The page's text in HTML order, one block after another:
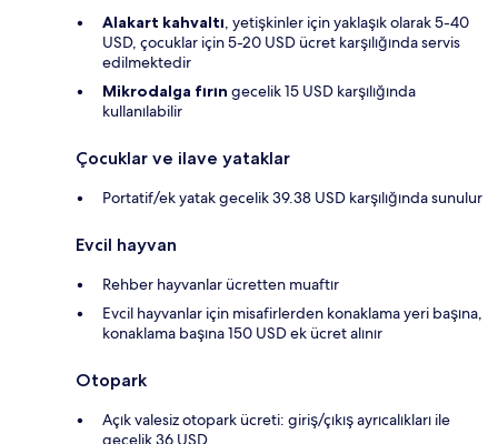
Alakart kahvaltı, yetişkinler için yaklaşık olarak 5-40
USD, çocuklar için 5-20 USD ücret karşılığında servis
edilmektedir
Mikrodalga fırın gecelik 15 USD karşılığında
kullanılabilir
Çocuklar ve ilave yataklar
Portatif/ek yatak gecelik 39.38 USD karşılığında sunulur
Evcil hayvan
Rehber hayvanlar ücretten muaftır
Evcil hayvanlar için misafirlerden konaklama yeri başına,
konaklama başına 150 USD ek ücret alınır
Otopark
Açık valesiz otopark ücreti: giriş/çıkış ayrıcalıkları ile
gecelik 36 USD